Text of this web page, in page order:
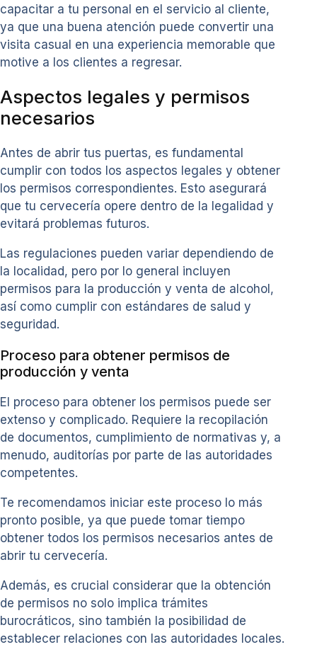
capacitar a tu personal en el servicio al cliente,
ya que una buena atención puede convertir una
visita casual en una experiencia memorable que
motive a los clientes a regresar.
Aspectos legales y permisos
necesarios
Antes de abrir tus puertas, es fundamental
cumplir con todos los aspectos legales y obtener
los permisos correspondientes. Esto asegurará
que tu cervecería opere dentro de la legalidad y
evitará problemas futuros.
Las regulaciones pueden variar dependiendo de
la localidad, pero por lo general incluyen
permisos para la producción y venta de alcohol,
así como cumplir con estándares de salud y
seguridad.
Proceso para obtener permisos de
producción y venta
El proceso para obtener los permisos puede ser
extenso y complicado. Requiere la recopilación
de documentos, cumplimiento de normativas y, a
menudo, auditorías por parte de las autoridades
competentes.
Te recomendamos iniciar este proceso lo más
pronto posible, ya que puede tomar tiempo
obtener todos los permisos necesarios antes de
abrir tu cervecería.
Además, es crucial considerar que la obtención
de permisos no solo implica trámites
burocráticos, sino también la posibilidad de
establecer relaciones con las autoridades locales.